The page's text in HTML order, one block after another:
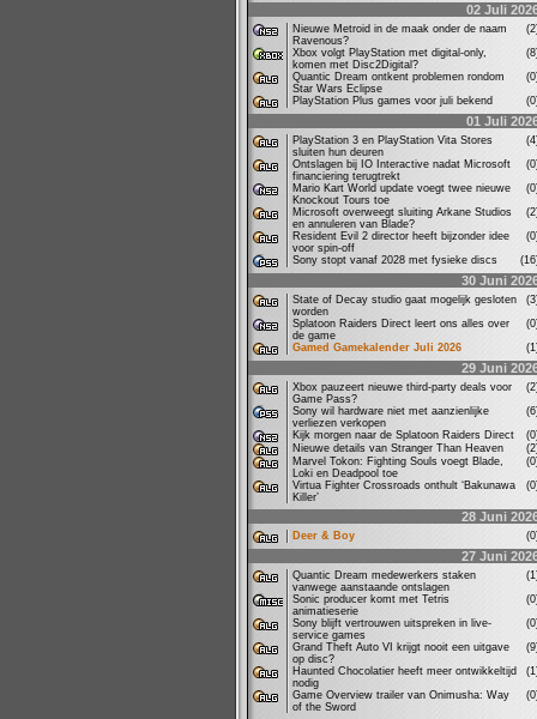
02 Juli
Nieuwe Metroid in de maak onder de naam
Ravenous?
Xbox volgt PlayStation met digital-only,
komen met Disc2Digital?
Quantic Dream ontkent problemen rondom
Star Wars Eclipse
PlayStation Plus games voor juli bekend
01 Juli
PlayStation 3 en PlayStation Vita Stores
sluiten hun deuren
Ontslagen bij IO Interactive nadat Microsoft
financiering terugtrekt
Mario Kart World update voegt twee nieuwe
Knockout Tours toe
Microsoft overweegt sluiting Arkane Studios
en annuleren van Blade?
Resident Evil 2 director heeft bijzonder idee
voor spin-off
Sony stopt vanaf 2028 met fysieke discs
30 Juni
State of Decay studio gaat mogelijk gesloten
worden
Splatoon Raiders Direct leert ons alles over
de game
Gamed Gamekalender Juli 2026
29 Juni
Xbox pauzeert nieuwe third-party deals voor
Game Pass?
Sony wil hardware niet met aanzienlijke
verliezen verkopen
Kijk morgen naar de Splatoon Raiders Direct
Nieuwe details van Stranger Than Heaven
Marvel Tokon: Fighting Souls voegt Blade,
Loki en Deadpool toe
Virtua Fighter Crossroads onthult ‘Bakunawa
Killer’
28 Juni
Deer & Boy
27 Juni
Quantic Dream medewerkers staken
vanwege aanstaande ontslagen
Sonic producer komt met Tetris
animatieserie
Sony blijft vertrouwen uitspreken in live-
service games
Grand Theft Auto VI krijgt nooit een uitgave
op disc?
Haunted Chocolatier heeft meer ontwikkeltijd
nodig
Game Overview trailer van Onimusha: Way
of the Sword